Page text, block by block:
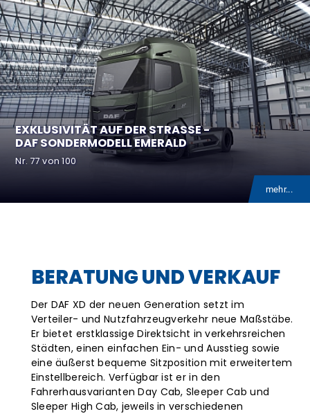
EXKLUSIVITÄT AUF DER STRASSE - D
AF SONDERMODELL EMERALD
Nr. 77 von 100
mehr...
BERATUNG UND VERKAUF
Der DAF XD der neuen Generation setzt im
Verteiler- und Nutzfahrzeugverkehr neue Maßstäbe.
Er bietet erstklassige Direktsicht in verkehrsreichen
Städten, einen einfachen Ein- und Ausstieg sowie
eine äußerst bequeme Sitzposition mit erweitertem
Einstellbereich. Verfügbar ist er in den
Fahrerhausvarianten Day Cab, Sleeper Cab und
Sleeper High Cab, jeweils in verschiedenen